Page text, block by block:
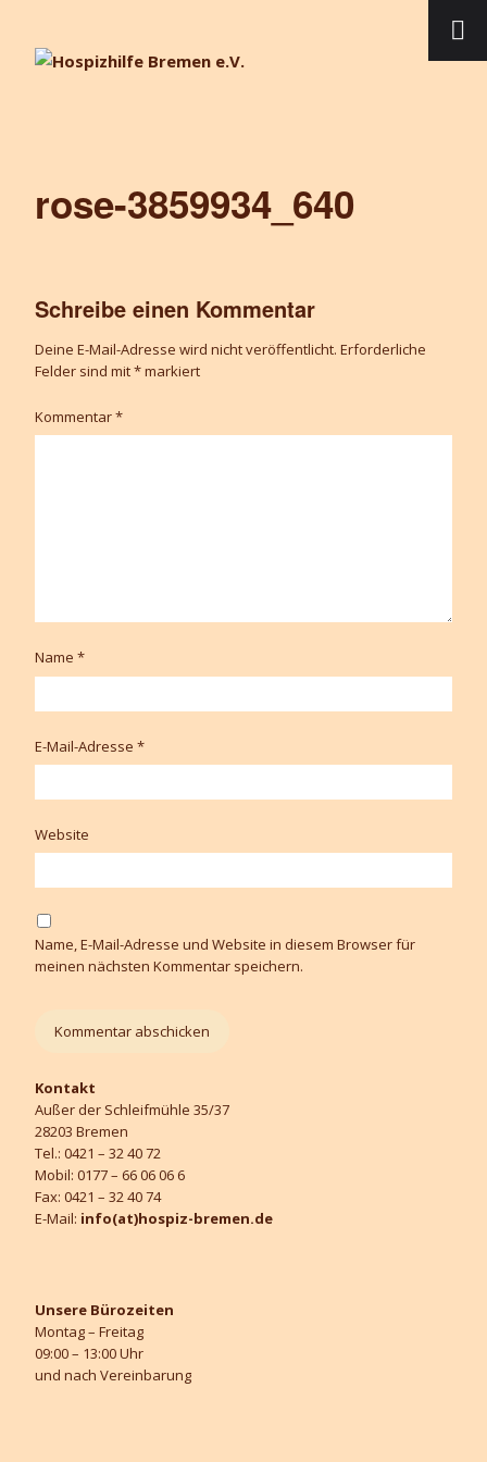
rose-3859934_640
Schreibe einen Kommentar
Deine E-Mail-Adresse wird nicht veröffentlicht. Erforderliche
Felder sind mit*markiert
Kommentar*
Name *
E-Mail-Adresse *
Website
Name, E-Mail-Adresse und Website in diesem Browser für
meinen nächsten Kommentar speichern.
Kontakt
Außer der Schleifmühle 35/37
28203 Bremen
Tel.: 0421 – 32 40 72
Mobil: 0177 – 66 06 06 6
Fax: 0421 – 32 40 74
E-Mail: info(at)hospiz-bremen.de
Unsere Bürozeiten
Montag – Freitag
09:00 – 13:00 Uhr
und nach Vereinbarung